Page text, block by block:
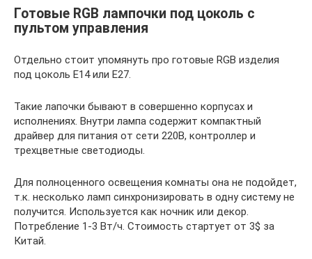
Готовые RGB лампочки под цоколь с
пультом управления
Отдельно стоит упомянуть про готовые RGB изделия
под цоколь E14 или E27.
Такие лапочки бывают в совершенно корпусах и
исполнениях. Внутри лампа содержит компактный
драйвер для питания от сети 220В, контроллер и
трехцветные светодиоды.
Для полноценного освещения комнаты она не подойдет,
т.к. несколько ламп синхронизировать в одну систему не
получится. Используется как ночник или декор.
Потребление 1-3 Вт/ч. Стоимость стартует от 3$ за
Китай.